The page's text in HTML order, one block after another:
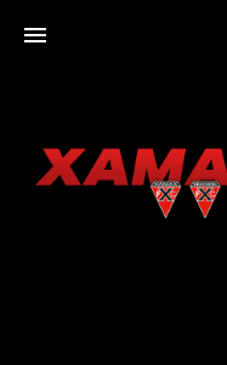
XAMAXFORUM